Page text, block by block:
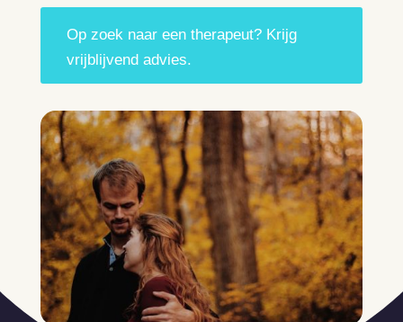
Op zoek naar een therapeut? Krijg
vrijblijvend advies.